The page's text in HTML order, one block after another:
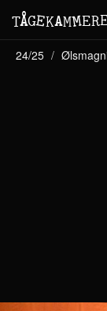
TÅGEKAMMER
24/25